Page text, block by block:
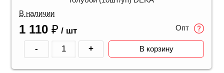
В наличии
1 110 ₽ / шт Опт
- + В корзину